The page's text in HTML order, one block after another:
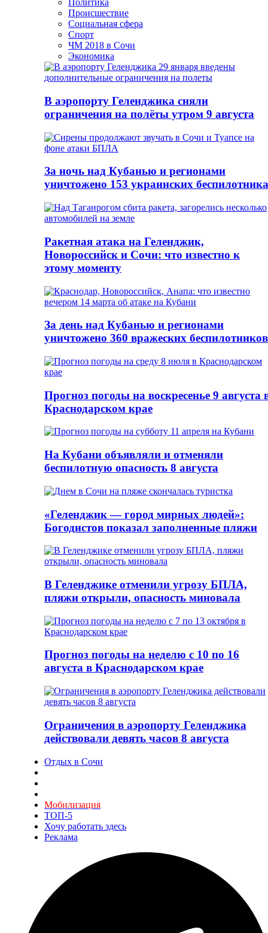
Политика
Происшествие
Социальная сфера
Спорт
ЧМ 2018 в Сочи
Экономика
В аэропорту Геленджика сняли
ограничения на полёты утром 9 августа
За ночь над Кубанью и регионами
уничтожено 153 украинских беспилотника
Ракетная атака на Геленджик,
Новороссийск и Сочи: что известно к
этому моменту
За день над Кубанью и регионами
уничтожено 360 вражеских беспилотников
Прогноз погоды на воскресенье 9 августа
Краснодарском крае
На Кубани объявляли и отменяли
беспилотную опасность 8 августа
«Геленджик — город мирных людей»:
Богодистов показал заполненные пляжи
В Геленджике отменили угрозу БПЛА,
пляжи открыли, опасность миновала
Прогноз погоды на неделю с 10 по 16
августа в Краснодарском крае
Ограничения в аэропорту Геленджика
действовали девять часов 8 августа
Отдых в Сочи
Мобилизация
ТОП-5
Хочу работать здесь
Реклама